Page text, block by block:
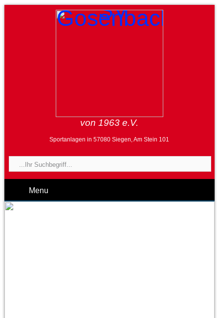
von 1963 e.V.
Sportanlagen in 57080 Siegen, Am Stein 101
Menu